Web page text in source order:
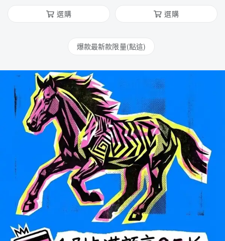
選購 選購
爆款最新款限量(點這)